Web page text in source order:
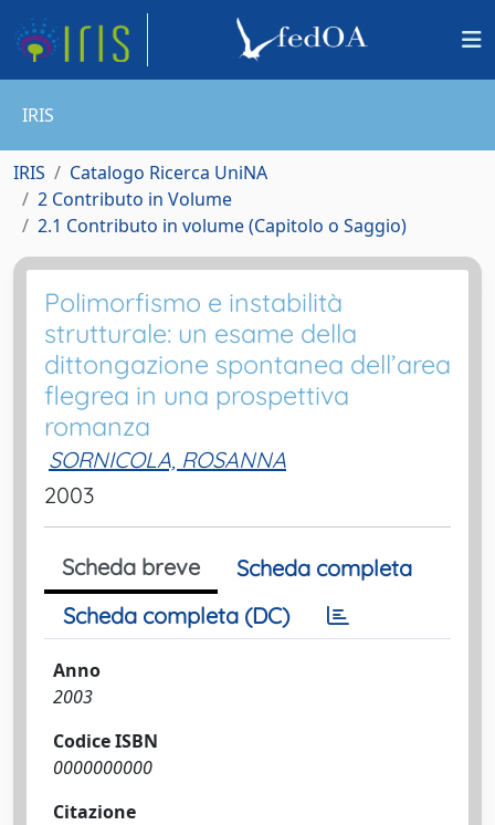
IRIS
IRIS
Catalogo Ricerca UniNA
2 Contributo in Volume
2.1 Contributo in volume (Capitolo o Saggio)
Polimorfismo e instabilità
strutturale: un esame della
dittongazione spontanea dell’area
flegrea in una prospettiva
romanza
SORNICOLA, ROSANNA
2003
Scheda breve
Scheda completa
Scheda completa (DC)
Anno
2003
Codice ISBN
0000000000
Citazione